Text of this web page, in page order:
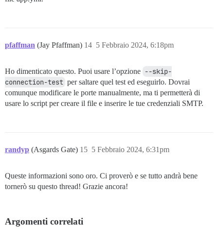
pfaffman (Jay Pfaffman) 5 Febbraio 2024, 6:18pm
14
Ho dimenticato questo. Puoi usare l’opzione --skip-
connection-test per saltare quel test ed eseguirlo. Dovrai
comunque modificare le porte manualmente, ma ti permetterà di
usare lo script per creare il file e inserire le tue credenziali SMTP.
randyp (Asgards Gate) 5 Febbraio 2024, 6:31pm
15
Queste informazioni sono oro. Ci proverò e se tutto andrà bene
tornerò su questo thread! Grazie ancora!
Argomenti correlati